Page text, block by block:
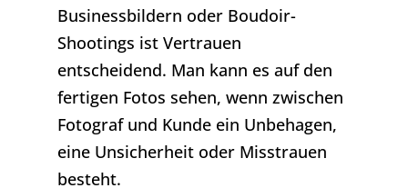
Businessbildern oder Boudoir-
Shootings ist Vertrauen
entscheidend. Man kann es auf den
fertigen Fotos sehen, wenn zwischen
Fotograf und Kunde ein Unbehagen,
eine Unsicherheit oder Misstrauen
besteht.